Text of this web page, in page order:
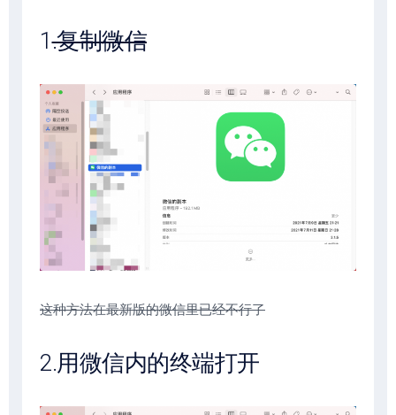
1.复制微信
这种方法在最新版的微信里已经不行了
2.用微信内的终端打开